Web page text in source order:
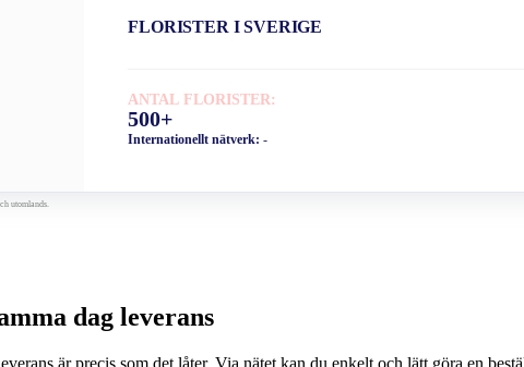
FLORISTER I SVERIGE
ANTAL FLORISTER:
500+
Internationellt nätverk:-
utomlands.
dag leverans
är precis som det låter. Via nätet kan du enkelt och lätt göra en beställning för ett